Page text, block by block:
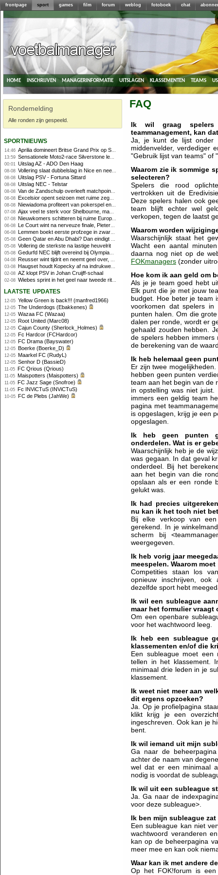
frontpage sport games film forum weblog fotoboek chat
home inschrijven managerinformatie uitslagen klassementen teams
Rondemelding
Alle ronden zijn gespeeld.
sportnieuws
14:46 Aprilia domineert Britse Grand Prix op Silverstone met dubbele top-3
13:59 Sensationele Moto2-race Silverstone levert nieuwe winnaar op, Nederlanders buiten de punten
00:01 Uitslag AZ - ADO Den Haag
08-08 Vollering slaat dubbelslag in Nice en neemt geel over
08-08 Uitslag PSV - Fortuna Sittard
08-08 Uitslag NEC - Telstar
08-08 Van de Zandschulp overleeft matchpoints, ook Griekspoor verder in Montreal
08-08 Excelsior opent seizoen met ruime zege op promovendus Cambuur
08-08 Niewiadoma profiteert van pokerspel en grijpt geel op Ventoux
07-08 Ajax veel te sterk voor Shelbourne, maar houdt schade beperkt
07-08 Nieuwkomers schitteren bij ruime Europese zege FC Twente
06-08 Le Court wint na nerveuze finale, Pieterse derde
06-08 Lemmen boekt eerste profzege in zware Ronde van Polen-rit
05-08 Geen Qatar en Abu Dhabi? Dan eindigt Formule 1-seizoen mogelijk in Europa
05-08 Vollering de sterkste na lastige heuvelrit
05-08 Gedurfd NEC blijft overeind bij Olympiakos
04-08 Reusser wint tijdrit en neemt geel over, Nooijen knap tweede
03-08 Haugset houdt Kopecky af na indrukwekkende solo van 86 kilometer
02-08 AZ klopt PSV in Johan Cruijff-schaal
02-08 Wiebes sprint in het geel naar tweede ritzege
laatste updates
12-05 Yellow Green is back!!! (manfred1966)
12-05 The Underdogs (Ebakkenes)
12-05 Wazaa FC (Wazaa)
12-05 Root United (Marc08)
12-05 Cajun County (Sherlock_Holmes)
12-05 Fc Hardcor (FCHardcor)
12-05 FC Drama (Bayswater)
12-05 Boerke (Boerke_D)
12-05 Maarkel FC (RudyL)
12-05 Senhor D (BassieD)
11-05 FC Qrious (Qrious)
11-05 Maispotters (Maispotters)
11-05 FC Jazz Sage (Snofroe)
11-05 Fc INViCTuS (INViCTuS)
10-05 FC de Plebs (JahWe)
FAQ
Ik wil graag
teammanagement, kan
Ja, je kunt de lijst onder
middenvelder, verdediger
"Gebruik lijst van teams" of
Waarom zie ik sommige
selecteren?
Spelers die rood
vertrokken uit de
Deze spelers halen ook
team blijft echter wel
verkopen, tegen de laatst
Waarom worden
Waarschijnlijk staat het
Wacht een aantal
daarna nog niet op de
FOKmanagers (zonder
Hoe kom ik aan geld om
Als je je team goed hebt
Elk punt die je met jouw
budget. Hoe beter je team
voorkomen dat spelers
punten halen. Om die
dalen per ronde, wordt er
gehaald zouden hebben.
de spelers hebben
de berekening van de
Ik heb helemaal geen
Er zijn twee
hebben geen punten
team aan het begin van de
in opstelling was niet
immers een geldig team
pagina met
is opgeslagen, krijg je een
opgeslagen.
Ik heb geen punten
onderdelen. Wat is er
Waarschijnlijk heb je de
was gegaan. In dat geval
onderdeel. Bij het
aan het begin van die
opslaan als er een ronde
gelukt was.
Ik had precies
nu kan ik het toch niet
Bij elke verkoop van een
gerekend. In je
scherm bij
weergegeven.
Ik heb vorig jaar
meespelen. Waarom
Competities staan los
opnieuw inschrijven,
dezelfde sport hebt
Ik wil een subleague
maar het formulier vraagt
Om een openbare
voor het wachtwoord leeg.
Ik heb een subleague
klassementen en/of die
Een subleague moet
tellen in het klassement.
minimaal drie leden in je
klassement.
Ik weet niet meer aan
dit ergens opzoeken?
Ja. Op je profielpagina
klikt krijg je een
ingeschreven. Ook kan je
bent.
Ik wil iemand uit mijn
Ga naar de
achter de naam van
wel dat er een minimaal
nodig is voordat de
Ik wil uit een subleague
Ja. Ga naar de
voor deze subleague>.
Ik ben mijn subleague
Een subleague kan niet
wachtwoord veranderen
kan op de beheerpagina
meer mee en kan ook
Waar kan ik met andere
Op het FOK!forum is